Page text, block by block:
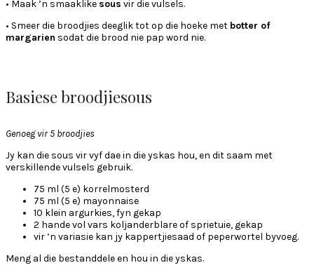
• Maak ’n smaaklike sous vir die vulsels.
• Smeer die broodjies deeglik tot op die hoeke met botter of
margarien sodat die brood nie pap word nie.
Basiese broodjiesous
Genoeg vir 5 broodjies
Jy kan die sous vir vyf dae in die yskas hou, en dit saam met
verskillende vulsels gebruik.
75 ml (5 e) korrelmosterd
75 ml (5 e) mayonnaise
10 klein argurkies, fyn gekap
2 hande vol vars koljanderblare of sprietuie, gekap
vir ’n variasie kan jy kappertjiesaad of peperwortel byvoeg.
Meng al die bestanddele en hou in die yskas.